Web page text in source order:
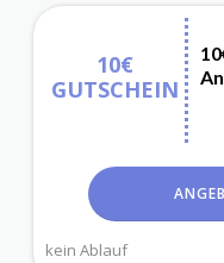
10€
GUTSCHEIN
kein Ablauf